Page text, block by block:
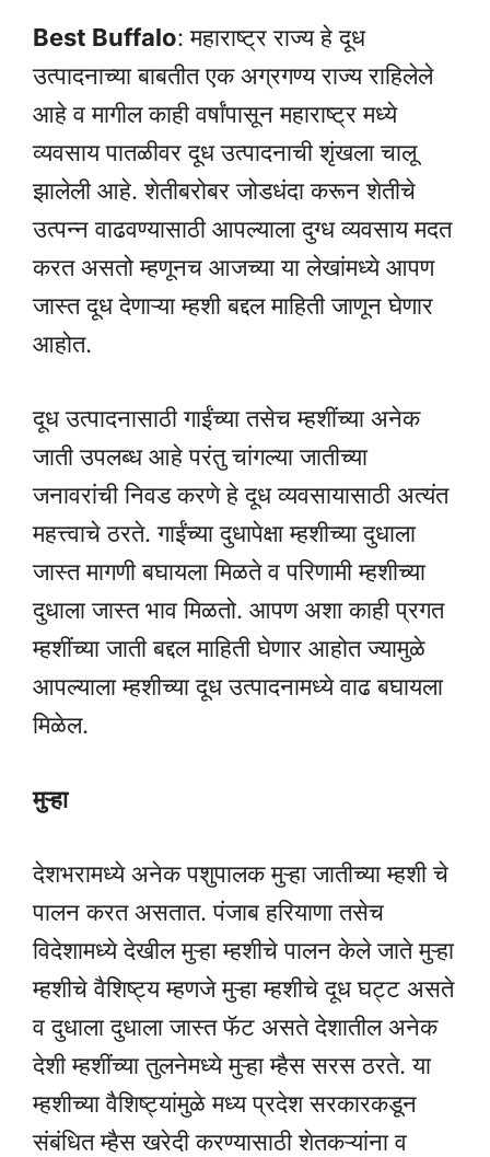
Best Buffalo: महाराष्ट्र राज्य हे दूध
उत्पादनाच्या बाबतीत एक अग्रगण्य राज्य राहिलेले
आहे व मागील काही वर्षांपासून महाराष्ट्र मध्ये
व्यवसाय पातळीवर दूध उत्पादनाची शृंखला चालू
झालेली आहे. शेतीबरोबर जोडधंदा करून शेतीचे
उत्पन्न वाढवण्यासाठी आपल्याला दुग्ध व्यवसाय मदत
करत असतो म्हणूनच आजच्या या लेखांमध्ये आपण
जास्त दूध देणाऱ्या म्हशी बद्दल माहिती जाणून घेणार
आहोत.
दूध उत्पादनासाठी गाईंच्या तसेच म्हशींच्या अनेक
जाती उपलब्ध आहे परंतु चांगल्या जातीच्या
जनावरांची निवड करणे हे दूध व्यवसायासाठी अत्यंत
महत्त्वाचे ठरते. गाईंच्या दुधापेक्षा म्हशीच्या दुधाला
जास्त मागणी बघायला मिळते व परिणामी म्हशीच्या
दुधाला जास्त भाव मिळतो. आपण अशा काही प्रगत
म्हशींच्या जाती बद्दल माहिती घेणार आहोत ज्यामुळे
आपल्याला म्हशीच्या दूध उत्पादनामध्ये वाढ बघायला
मिळेल.
मुऱ्हा
देशभरामध्ये अनेक पशुपालक मुऱ्हा जातीच्या म्हशी चे
पालन करत असतात. पंजाब हरियाणा तसेच
विदेशामध्ये देखील मुऱ्हा म्हशीचे पालन केले जाते मुऱ्हा
म्हशीचे वैशिष्ट्य म्हणजे मुऱ्हा म्हशीचे दूध घट्ट असते
व दुधाला दुधाला जास्त फॅट असते देशातील अनेक
देशी म्हशींच्या तुलनेमध्ये मुऱ्हा म्हैस सरस ठरते. या
म्हशीच्या वैशिष्ट्यांमुळे मध्य प्रदेश सरकारकडून
संबंधित म्हैस खरेदी करण्यासाठी शेतकऱ्यांना व